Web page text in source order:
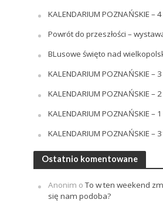
KALENDARIUM POZNAŃSKIE – 4
Powrót do przeszłości –
BLusowe święto nad
KALENDARIUM POZNAŃSKIE – 3
KALENDARIUM POZNAŃSKIE – 2
KALENDARIUM POZNAŃSKIE – 1
KALENDARIUM POZNAŃSKIE –
Ostatnio komentowane
Anonim oTo w ten weekend
się nam podoba?